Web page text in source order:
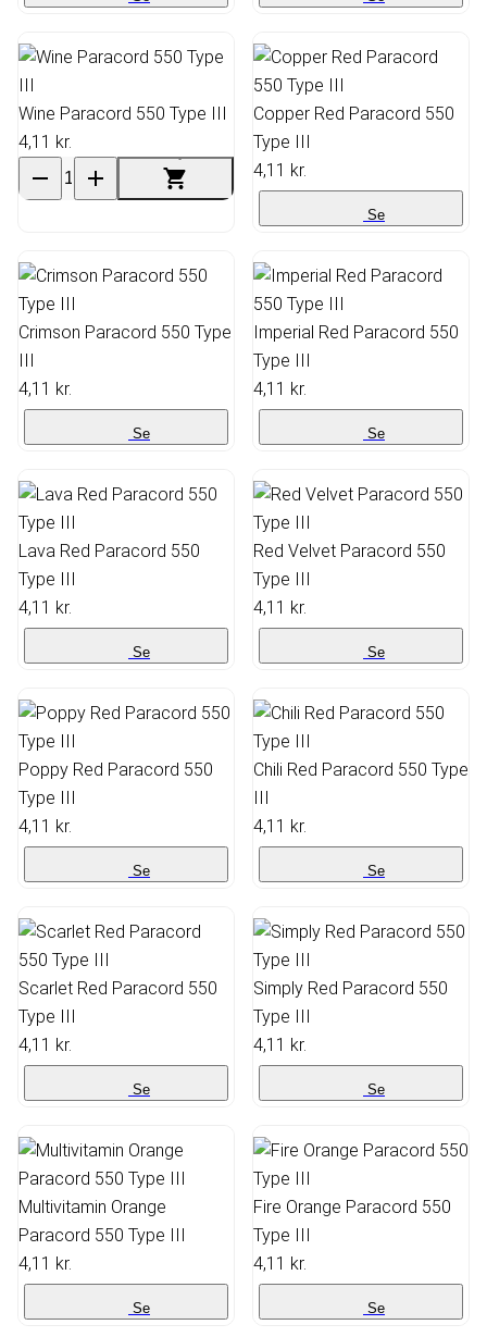
Wine Paracord 550 Type III
4,11 kr.
Copper Red Paracord 550
Type III
4,11 kr.
Se
Crimson Paracord 550 Type
III
4,11 kr.
Se
Imperial Red Paracord 550
Type III
4,11 kr.
Se
Lava Red Paracord 550
Type III
4,11 kr.
Se
Red Velvet Paracord 550
Type III
4,11 kr.
Se
Poppy Red Paracord 550
Type III
4,11 kr.
Se
Chili Red Paracord 550 Type
III
4,11 kr.
Se
Scarlet Red Paracord 550
Type III
4,11 kr.
Se
Simply Red Paracord 550
Type III
4,11 kr.
Se
Multivitamin Orange
Paracord 550 Type III
4,11 kr.
Se
Fire Orange Paracord 550
Type III
4,11 kr.
Se